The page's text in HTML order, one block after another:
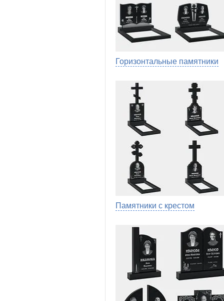
Горизонтальные памятники
Памятники с крестом